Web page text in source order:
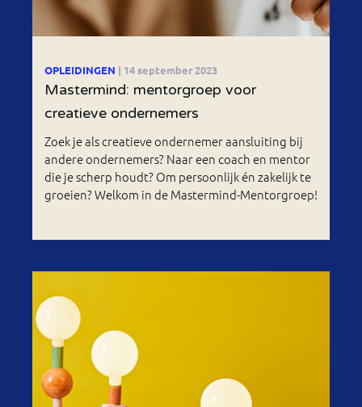
OPLEIDINGEN | 14 september 2023
Mastermind: mentorgroep voor
creatieve ondernemers
Zoek je als creatieve ondernemer aansluiting bij
andere ondernemers? Naar een coach en mentor
die je scherp houdt? Om persoonlijk én zakelijk te
groeien? Welkom in de Mastermind-Mentorgroep!